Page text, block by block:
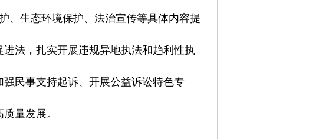
、生态环境保护、法治宣传等具体内容提
法，扎实开展违规异地执法和趋利性执
民事支持起诉、开展公益诉讼特色专
量发展。